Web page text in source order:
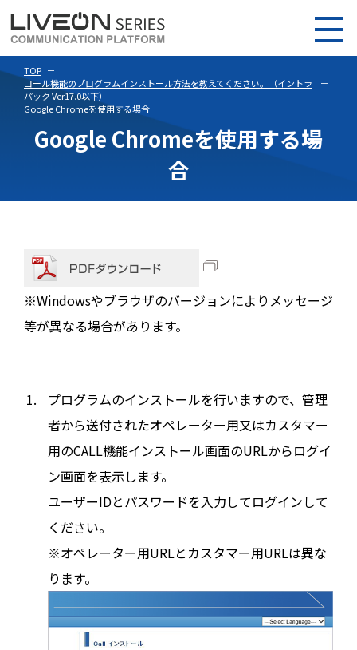
TOP
コール機能のプログラムインストール方法を教えてください。（イントラ
パック Ver17.0以下）
Google Chromeを使用する場合
Google Chromeを使用する場
合
※Windowsやブラウザのバージョンによりメッセージ
等が異なる場合があります。
プログラムのインストールを行いますので、管理
者から送付されたオペレーター用又はカスタマー
用のCALL機能インストール画面のURLからログイ
ン画面を表示します。
ユーザーIDとパスワードを入力してログインして
ください。
※オペレーター用URLとカスタマー用URLは異な
ります。